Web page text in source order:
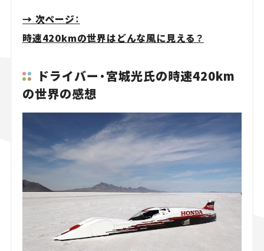
→ 次ページ：
時速420kmの世界はどんな風に見える？
ドライバー・宮城光氏の時速420km
の世界の感想